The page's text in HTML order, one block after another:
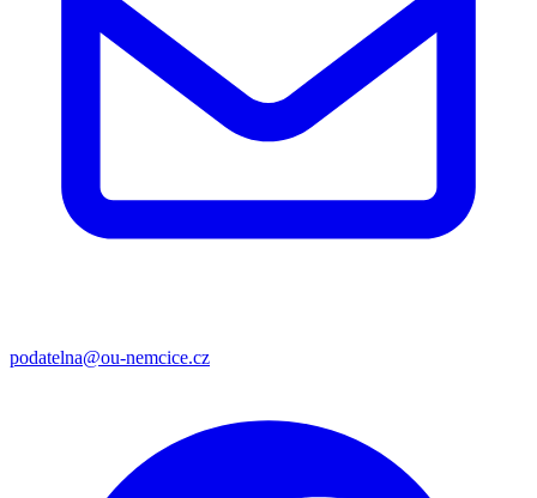
podatelna@ou-nemcice.cz